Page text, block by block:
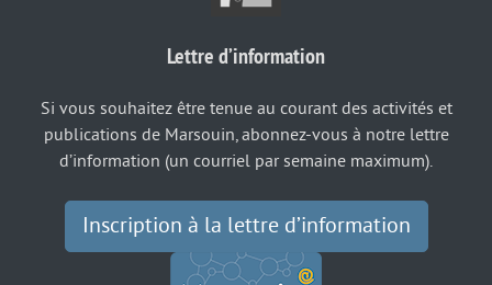
Lettre d’information
Si vous souhaitez être tenue au courant des activités et
publications de Marsouin, abonnez-vous à notre lettre
d’information (un courriel par semaine maximum).
Inscription à la lettre d’information